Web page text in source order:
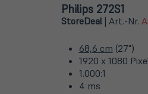
Philips 272S1
StoreDeal| Art.-Nr.
68,6 cm (27")
1920 x 1080
1.000:1
4 ms